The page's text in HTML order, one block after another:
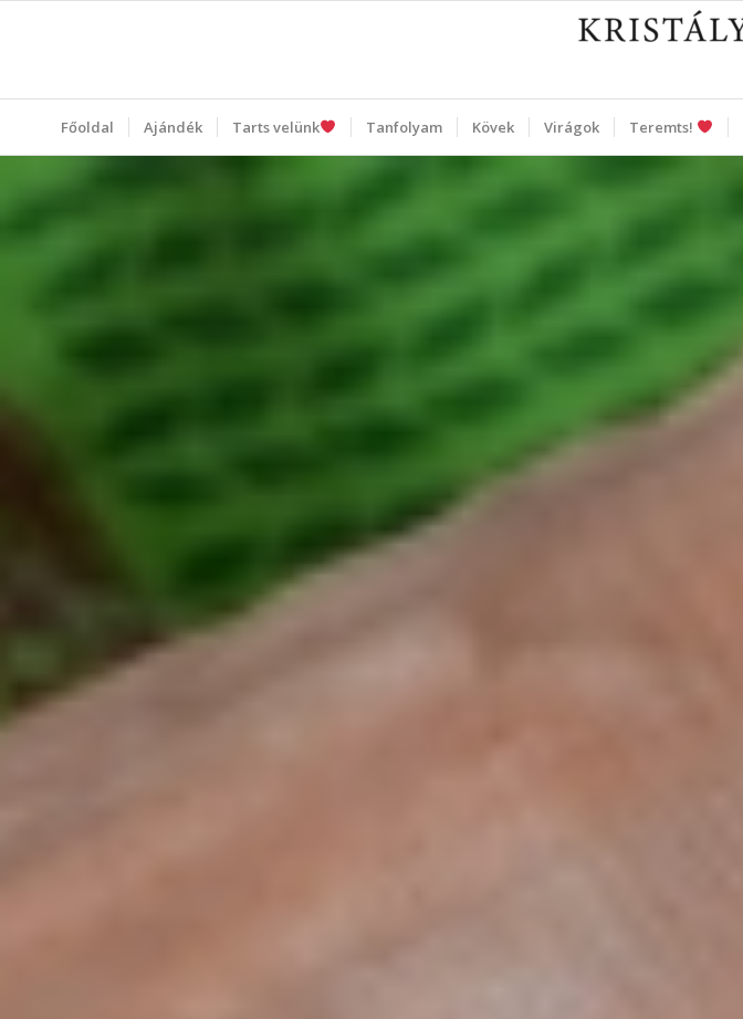
Főoldal Ajándék Tarts velünk Tanfolyam Kövek Virágok Teremts!